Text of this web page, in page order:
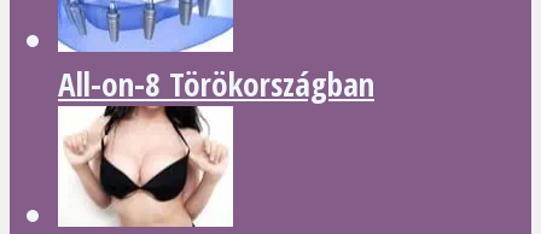
All-on-8 Törökországban